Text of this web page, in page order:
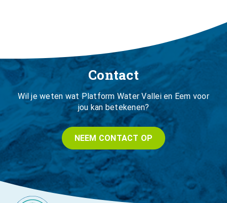
Contact
Wil je weten wat Platform Water Vallei en Eem voor
jou kan betekenen?
NEEM CONTACT OP